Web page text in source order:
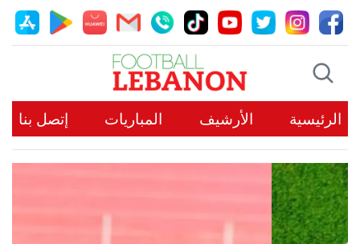
الرئيسية الأرشيف المباريات إتصل بنا